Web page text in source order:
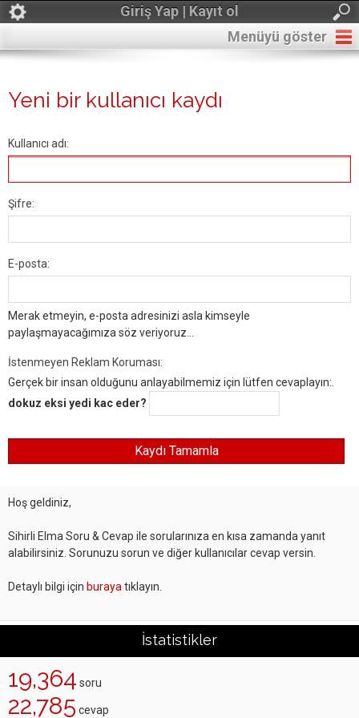
Giriş Yap | Kayıt ol
Menüyü göster
Yeni bir kullanıcı kaydı
Kullanıcı adı:
Şifre:
E-posta:
Merak etmeyin, e-posta adresinizi asla kimseyle
paylaşmayacağımıza söz veriyoruz...
İstenmeyen Reklam Koruması:
Gerçek bir insan olduğunu anlayabilmemiz için lütfen cevaplayın:.
dokuz eksi yedi kac eder?
Hoş geldiniz,
Sihirli Elma Soru & Cevap ile sorularınıza en kısa zamanda yanıt
alabilirsiniz. Sorunuzu sorun ve diğer kullanıcılar cevap versin.
Detaylı bilgi için buraya tıklayın.
İstatistikler
19,364 soru
22,785 cevap